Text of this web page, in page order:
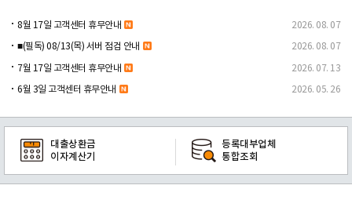
8월 17일 고객센터 휴무안내 2026. 08. 07
■(필독) 08/13(목) 서버 점검 안내 2026. 08. 07
7월 17일 고객센터 휴무안내 2026. 07. 13
6월 3일 고객센터 휴무안내 2026. 05. 26
대출상환금
이자계산기
등록대부업체
통합조회